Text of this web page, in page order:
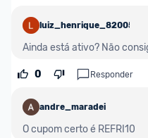
luiz_henrique_820053
Ainda está ativo? Não
0 Responder
andre_maradei
O cupom certo é REFRI10